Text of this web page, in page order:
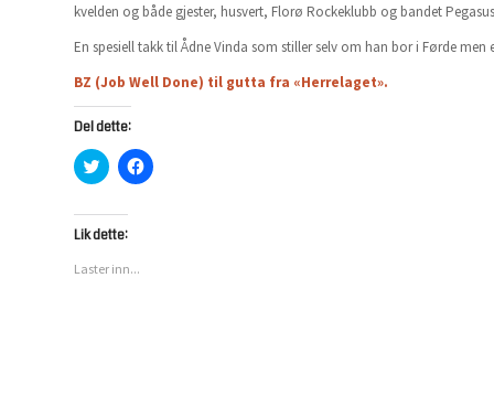
kvelden og både gjester, husvert, Florø Rockeklubb og bandet Pegasus
En spesiell takk til Ådne Vinda som stiller selv om han bor i Førde men
BZ (Job Well Done) til gutta fra «Herrelaget».
Del dette:
Klikk
for
på
Twitter(åpnes
en
ny
Klikk
for
Lik dette:
Laster inn...